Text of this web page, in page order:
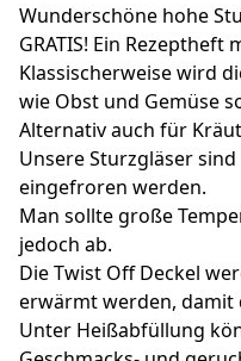
Wunderschöne hohe
GRATIS! Ein Rezeptheft
Klassischerweise wird
wie Obst und Gemüse
Alternativ auch für
Unsere Sturzgläser
eingefroren werden.
Man sollte große
jedoch ab.
Die Twist Off Deckel
erwärmt werden, damit
Unter Heißabfüllung